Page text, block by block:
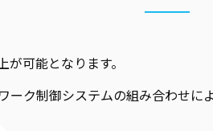
可能となります。
ーク制御システムの組み合わせ